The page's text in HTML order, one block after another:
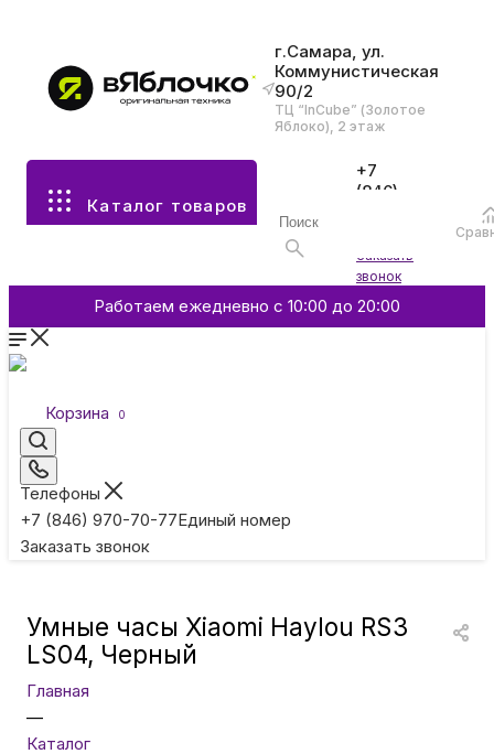
г.Самара, ул.
Коммунистическая
90/2
ТЦ “InCube” (Золотое
Яблоко), 2 этаж
Каталог товаров
+7
(846)
Заказать
звонок
Работаем ежедневно с 10:00 до 20:00
Корзина 0
Телефоны
+7 (846) 970-70-77Единый номер
Заказать звонок
Все разделы каталога
Аксессуары
Смартфоны и гаджеты
Умные кольца
Умные часы Xiaomi Haylou RS3
LS04, Черный
Главная
—
Каталог